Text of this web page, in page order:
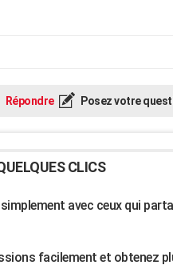
Répondre Posez votre
CLICS
avec ceux qui
facilement et obtenez